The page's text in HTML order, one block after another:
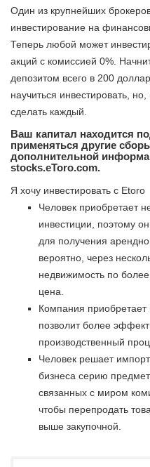
Один из крупнейших
инвестирование на
Теперь любой может
акций с комиссией 0%.
депозитом всего в 200
научиться инвестировать,
сделать каждый.
Ваш капитал находится
применяться другие
дополнительной
stocks.eToro.com.
Я хочу инвестировать с Etoro
Человек приобретает
инвестиции, поэтому
для получения
вероятно, через
недвижимость по
цена.
Компания приобретает
позволит более
производственный
Человек решает
бизнеса серию
связанных с миром
чтобы перепродать
выше закупочной.